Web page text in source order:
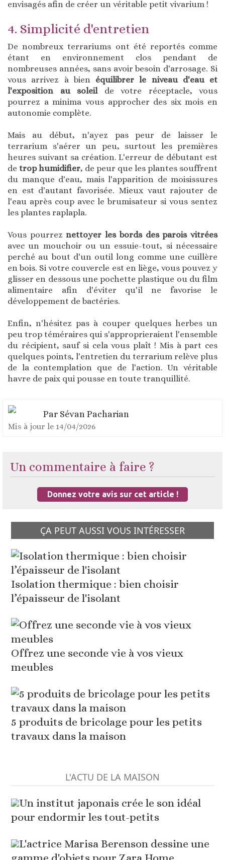
envisagés afin de créer un véritable petit vivarium !
4. Simplicité d'entretien
De nombreux terrariums ont été reportés comme
étant en environnement clos pendant de
nombreuses années, sans avoir besoin d'arrosage. Si
vous arrivez à bien équilibrer le niveau d'eau et
l'exposition au soleilde votre réceptacle, vous
pourrez a minima vous approcher des six mois en
autonomie complète.
Mais au début, n'ayez pas peur de laisser le
terrarium s'aérer un peu, surtout les premières
heures suivant sa création. L'erreur de débutant est
de trop humidifier, de peur que les plantes souffrent
du manque d'eau, mais l'apparition de moisissures
en est d'autant favorisée. Mieux vaut rajouter de
l'eau après coup avec le brumisateur si vous sentez
les plantes raplapla.
Vous pourreznettoyer les bords des parois vitrées
avec un mouchoir ou un essuie-tout, si nécessaire
perché au bout d'un outil long comme une cuillère
en bois. Si votre couvercle est en liège, vous pouvez y
glisser en dessous une pochette plastique ou du film
alimentaire afin d'éviter qu'il ne favorise le
développement de bactéries.
Enfin, n'hésitez pas à couper quelques herbes un
peu trop téméraires qui s'approprieraient l'ensemble
du récipient, sauf si cela vous plaît ! Mis à part ces
quelques points, l'entretien du terrarium relève plus
de la contemplation que de l'action. Un véritable
havre de paix qui pousse en toute tranquillité.
Par Sévan Pacharian
Mis à jour le 14/04/2026
Un commentaire à faire ?
Donnez votre avis sur cet article !
ÇA PEUT AUSSI VOUS INTÉRESSER
Isolation thermique : bien choisir
l’épaisseur de l'isolant
Offrez une seconde vie à vos vieux
meubles
5 produits de bricolage pour les petits
travaux dans la maison
L'ACTU DE LA MAISON
Un institut japonais crée le son idéal
pour endormir les tout-petits
L'actrice Marisa Berenson dessine une